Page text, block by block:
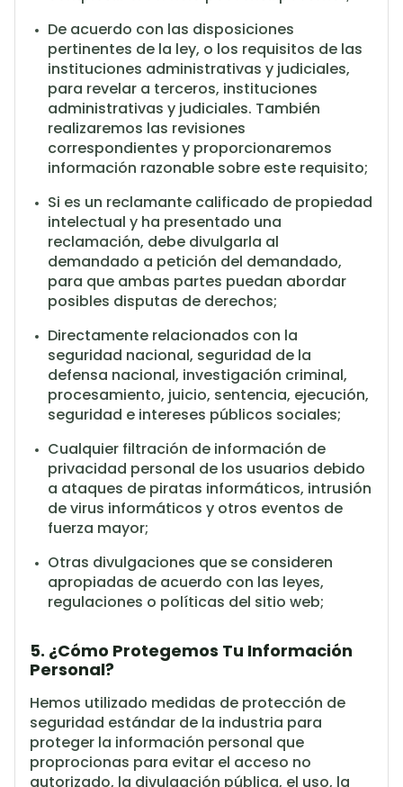
De acuerdo con las disposiciones
pertinentes de la ley, o los requisitos de las
instituciones administrativas y judiciales,
para revelar a terceros, instituciones
administrativas y judiciales. También
realizaremos las revisiones
correspondientes y proporcionaremos
información razonable sobre este requisito;
Si es un reclamante calificado de propiedad
intelectual y ha presentado una
reclamación, debe divulgarla al
demandado a petición del demandado,
para que ambas partes puedan abordar
posibles disputas de derechos;
Directamente relacionados con la
seguridad nacional, seguridad de la
defensa nacional, investigación criminal,
procesamiento, juicio, sentencia, ejecución,
seguridad e intereses públicos sociales;
Cualquier filtración de información de
privacidad personal de los usuarios debido
a ataques de piratas informáticos, intrusión
de virus informáticos y otros eventos de
fuerza mayor;
Otras divulgaciones que se consideren
apropiadas de acuerdo con las leyes,
regulaciones o políticas del sitio web;
5. ¿Cómo Protegemos Tu Información
Personal?
Hemos utilizado medidas de protección de
seguridad estándar de la industria para
proteger la información personal que
proprocionas para evitar el acceso no
autorizado, la divulgación pública, el uso, la